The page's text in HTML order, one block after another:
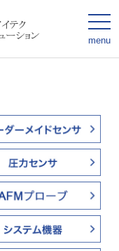
menu